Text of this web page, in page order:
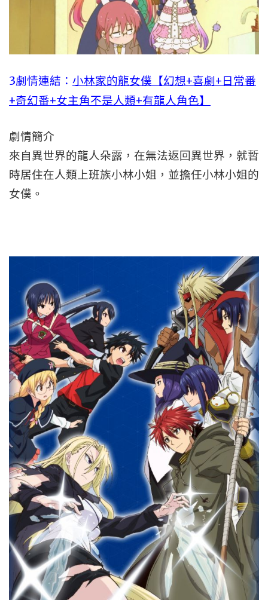
3劇情連結： 小林家的龍女僕【幻想+喜劇+日常番
+奇幻番+女主角不是人類+有龍人角色】
劇情簡介
來自異世界的龍人朵露，在無法返回異世界，就暫
時居住在人類上班族小林小姐，並擔任小林小姐的
女僕。